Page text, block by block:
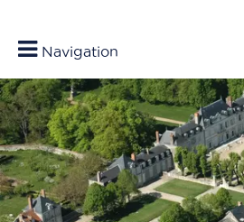
Navigation